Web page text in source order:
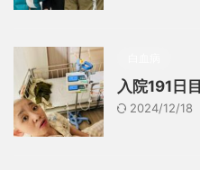
入院191日
2024/12/18